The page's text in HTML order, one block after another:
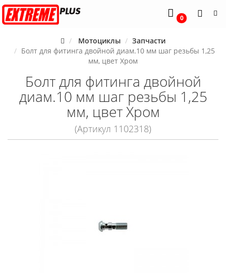
0
Мотоциклы
Запчасти
Болт для фитинга двойной диам.10 мм шаг резьбы 1,25
мм, цвет Хром
Болт для фитинга двойной
диам.10 мм шаг резьбы 1,25
мм, цвет Хром
(Артикул 1102318)